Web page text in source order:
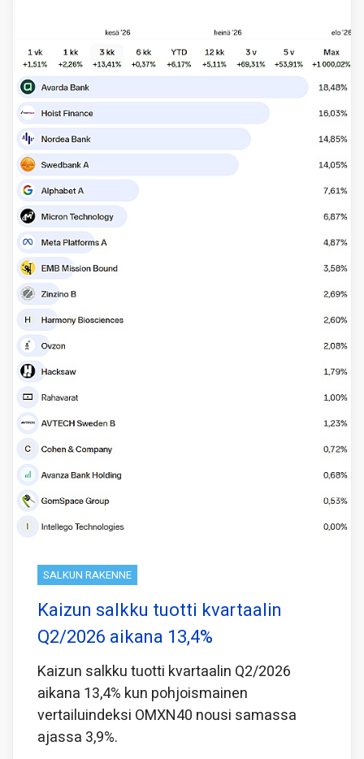
SALKUN RAKENNE
Kaizun salkku tuotti kvartaalin
Q2/2026 aikana 13,4%
Kaizun salkku tuotti kvartaalin Q2/2026
aikana 13,4% kun pohjoismainen
vertailuindeksi OMXN40 nousi samassa
ajassa 3,9%.